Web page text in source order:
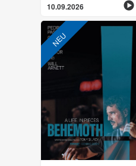
10.09.2026
NEU